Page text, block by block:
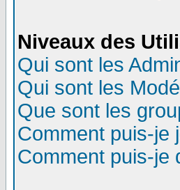
Niveaux des
Qui sont les
Qui sont les
Que sont les
Comment puis-je
Comment puis-je